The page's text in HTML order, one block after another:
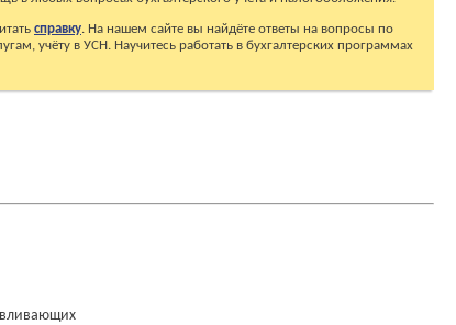
справку. На нашем сайте вы найдёте ответы на вопросы по
учёту в УСН. Научитесь работать в бухгалтерских программах